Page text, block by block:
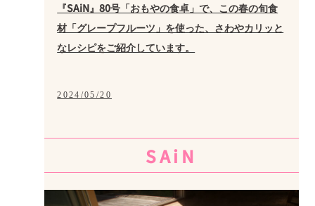
『SAiN』80号「おもやの食卓」で、この春の旬食
材「グレープフルーツ」を使った、さわやカリッと
なレシピをご紹介しています。
2024/05/20
SAiN